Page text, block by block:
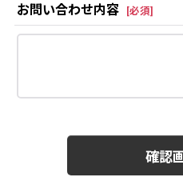
お問い合わせ内容 [必須]
確認